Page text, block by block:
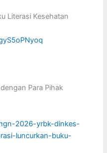
Literasi Kesehatan
Para Pihak
2026-yrbk-dinkes-
luncurkan-buku-